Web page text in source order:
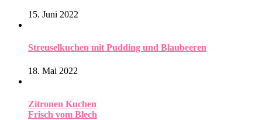
15. Juni 2022
Streuselkuchen mit Pudding und Blaubeeren
18. Mai 2022
Zitronen Kuchen
Frisch vom Blech